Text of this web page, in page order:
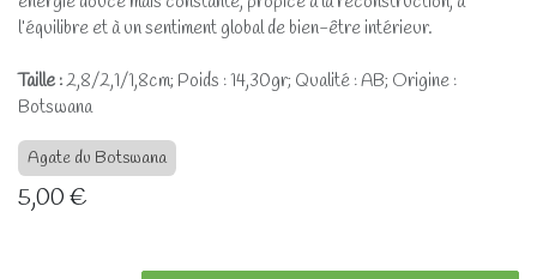
l’équilibre et à un sentiment global de bien-être intérieur.
Taille :2,8/2,1/1,8cm; Poids : 14,30gr; Qualité : AB; Origine :
Botswana
Agate du Botswana
5,00€